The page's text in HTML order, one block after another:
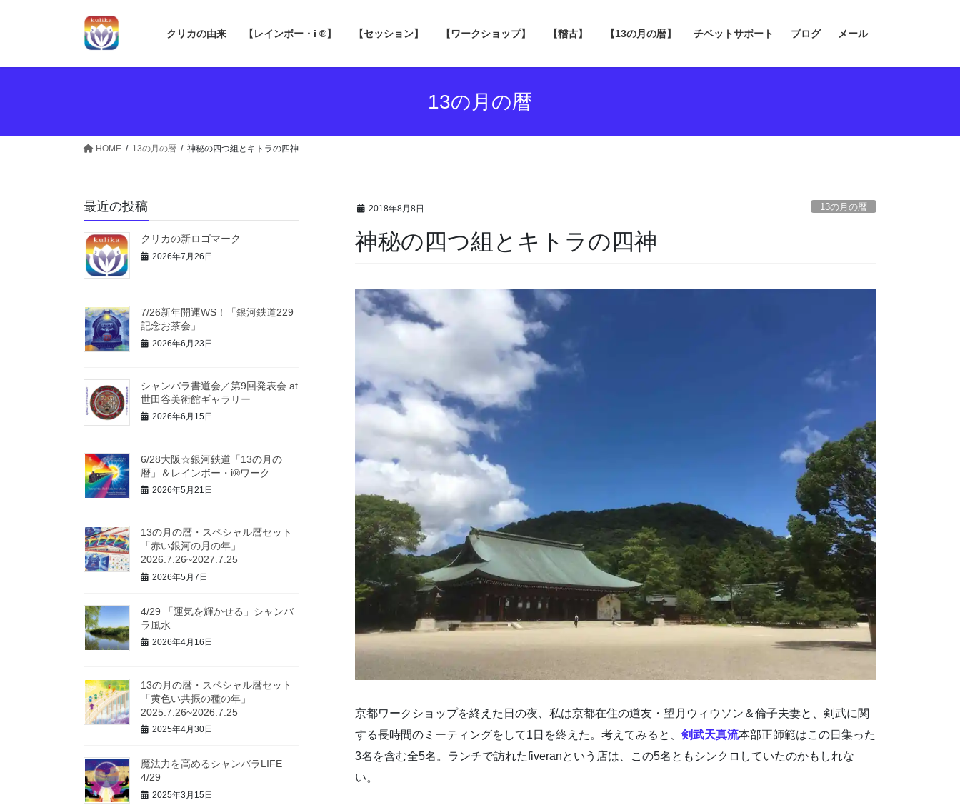
クリカの由来 【レインボー・i ®】 【セッション】 【ワークショップ】 【稽古】 【13の月の暦】 チベットサポート ブログ メール
13の月の暦
HOME 13の月の暦 神秘の四つ組とキトラの四神
2018年8月8日 13の月の暦
神秘の四つ組とキトラの四神
京都ワークショップを終えた日の夜、私は京都在住の道友・望月ウィウソン＆倫子夫妻と、剣武に関
する長時間のミーティングをして1日を終えた。考えてみると、 剣武天真流本部正師範はこの日集った
3名を含む全5名。ランチで訪れたfiveranという店は、この5名ともシンクロしていたのかもしれな
い。
最近の投稿
クリカの新ロゴマーク
2026年7月26日
7/26新年開運WS！「銀河鉄道229
記念お茶会」
2026年6月23日
シャンバラ書道会／第9回発表会 at
世田谷美術館ギャラリー
2026年6月15日
6/28大阪☆銀河鉄道「13の月の
暦」＆レインボー・i®ワーク
2026年5月21日
13の月の暦・スペシャル暦セット
「赤い銀河の月の年」
2026.7.26~2027.7.25
2026年5月7日
4/29 「運気を輝かせる」シャンバ
ラ風水
2026年4月16日
13の月の暦・スペシャル暦セット
「黄色い共振の種の年」
2025.7.26~2026.7.25
2025年4月30日
魔法力を高めるシャンバラLIFE
4/29
2025年3月15日